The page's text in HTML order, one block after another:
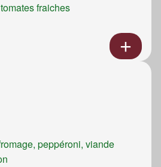
fraiches
peppéroni, viande